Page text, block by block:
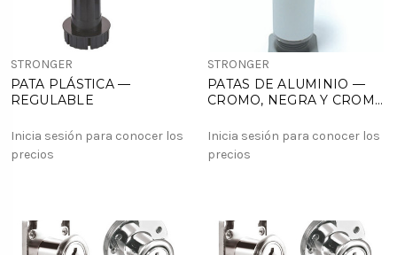
STRONGER
PATA PLÁSTICA —
REGULABLE
Inicia sesión para conocer los
precios
STRONGER
PATAS DE ALUMINIO —
CROMO, NEGRA Y CROMO
Inicia sesión para conocer los
precios